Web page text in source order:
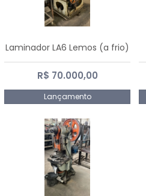
Laminador LA6 Lemos (a frio)
R$ 70.000,00
Lançamento